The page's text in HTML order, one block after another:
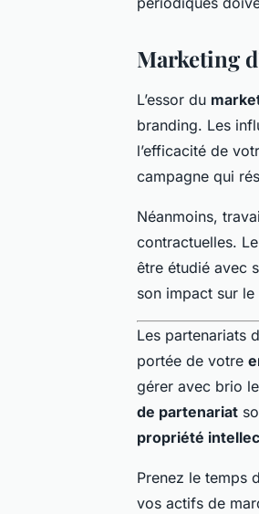
Marketing
L’essor du
branding. Les
l’efficacité de
campagne qui
Néanmoins,
contractuelles. Le
être étudié avec
son impact sur
Les partenariats
portée de votre
gérer avec brio
de partenariat
propriété
Prenez le temps
vos actifs de